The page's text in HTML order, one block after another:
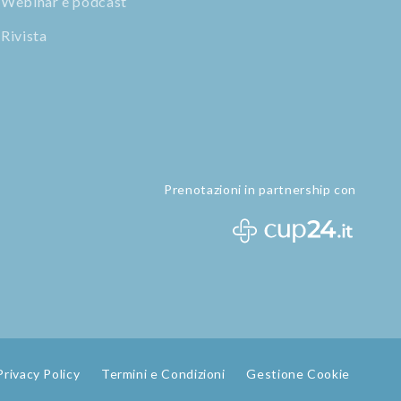
Rivista
Prenotazioni in partnership con
Policy Termini e Condizioni Gestione Cookie